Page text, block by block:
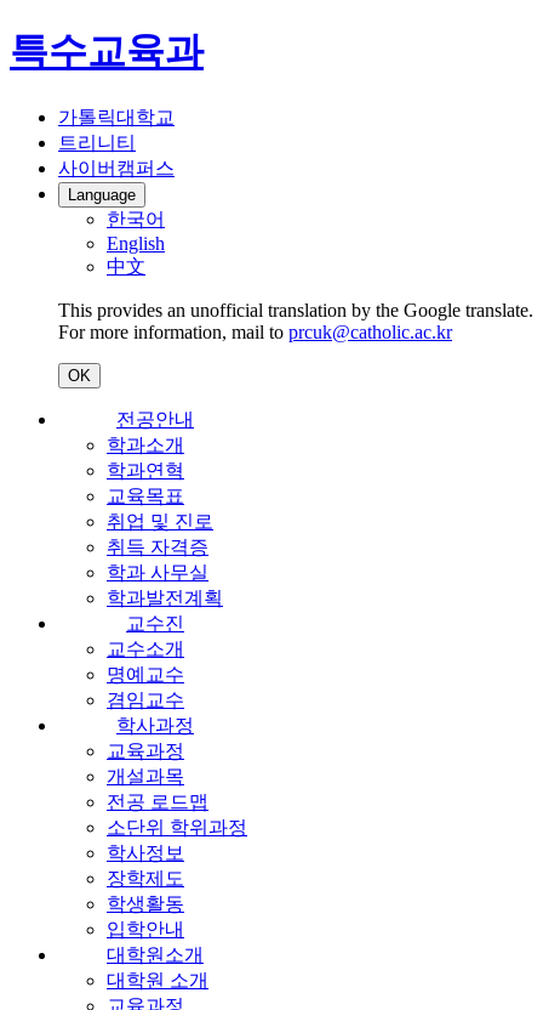
특수교육과
가톨릭대학교
트리니티
사이버캠퍼스
Language
한국어
English
中文
This provides an unofficial translation by the Google translate.
For more information, mail to prcuk@catholic.ac.kr
OK
전공안내
학과소개
학과연혁
교육목표
취업 및 진로
취득 자격증
학과 사무실
학과발전계획
교수진
교수소개
명예교수
겸임교수
학사과정
교육과정
개설과목
전공 로드맵
소단위 학위과정
학사정보
장학제도
학생활동
입학안내
대학원소개
대학원 소개
교육과정